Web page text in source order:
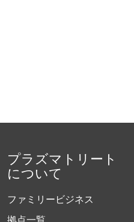
プラズマトリート
について
ファミリービジネス